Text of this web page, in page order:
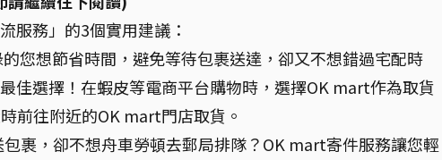
服務」的3個實用建議：
您想節省時間，避免等待包裹送達，卻又不想錯過宅配時
佳選擇！在蝦皮等電商平台購物時，選擇OK mart作為取貨
前往附近的OK mart門店取貨。
裹，卻不想舟車勞頓去郵局排隊？OK mart寄件服務讓您輕